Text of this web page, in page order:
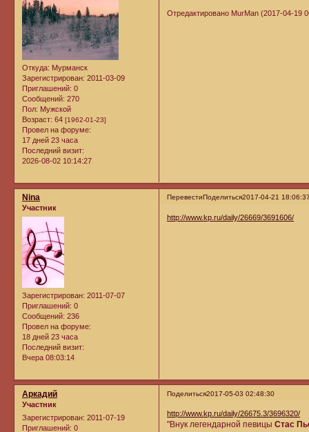
Откуда: Мурманск
Зарегистрирован: 2011-03-09
Приглашений: 0
Сообщений: 270
Пол: Мужской
Возраст: 64 [1962-01-23]
Провел на форуме:
17 дней 23 часа
Последний визит:
2026-08-02 10:14:27
Отредактировано MurMan (2017-04-19
ПеревестиПоделиться2017-04-21
Nina
Участник
Зарегистрирован: 2011-07-07
Приглашений: 0
Сообщений: 236
Провел на форуме:
18 дней 23 часа
Последний визит:
Вчера 08:03:14
http://www.kp.ru/daily/26669/3691606/
Поделиться2017-05-03 02:48:30
Аркадий
Участник
Зарегистрирован: 2011-07-19
Приглашений: 0
http://www.kp.ru/daily/26675.3/3696320/
"Внук легендарной певицыСтас